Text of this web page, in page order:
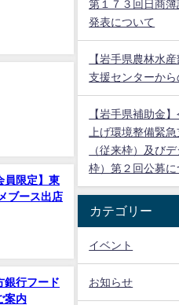
員限定】東
ブース出店
銀行フード
案内
第１７３回日商
発表について
【岩手県農林水
支援センターか
【岩手県補助金
上げ環境整備緊
（従来枠）及び
枠）第２回公募に
カテゴリー
イベント
お知らせ